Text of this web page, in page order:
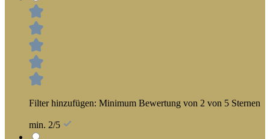
Filter hinzufügen: Minimum Bewertung von 2 von 5 Sternen
min. 2/5